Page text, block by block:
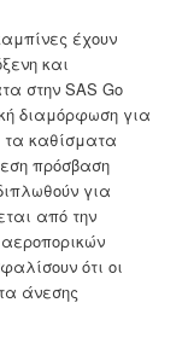
έχουν
και
στην SAS Go
διαμόρφωση για
καθίσματα
πρόσβαση
για
από την
ότι οι
άνεσης